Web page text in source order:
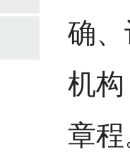
确
机
章